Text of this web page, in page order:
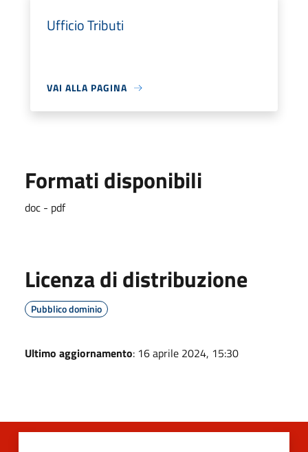
Ufficio Tributi
VAI ALLA PAGINA
Formati disponibili
doc - pdf
Licenza di distribuzione
Pubblico dominio
Ultimo aggiornamento: 16 aprile 2024, 15:30